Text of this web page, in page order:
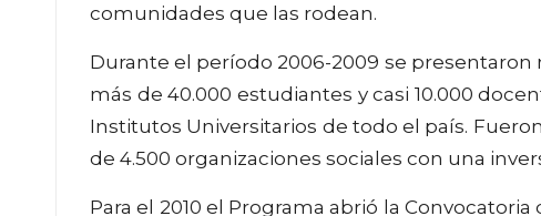
comunidades que las rodean.
Durante el período 2006-2009 se
más de 40.000 estudiantes y casi 10.000
Institutos Universitarios de todo el país.
de 4.500 organizaciones sociales con una
Para el 2010 el Programa abrió la